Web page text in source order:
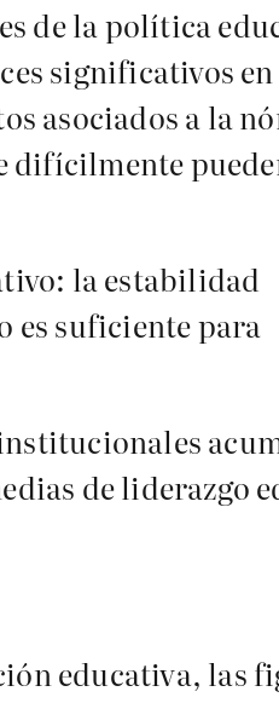
de la política
significativos
asociados a la
difícilmente
la estabilidad
es suficiente para
de liderazgo
educativa, las